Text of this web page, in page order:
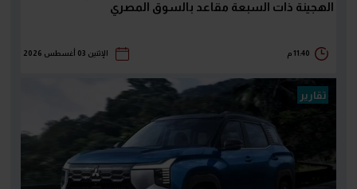
الهجينة ذات السبعة مقاعد بالسوق المصري
11:40 م الإثنين 03 أغسطس 2026
تقارير